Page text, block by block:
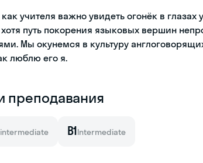
учителя важно увидеть огонёк в
путь покорения языковых вершин
Мы окунемся в культуру
люблю его я.
преподавания
B1Intermediate